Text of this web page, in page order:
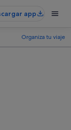
app
Organiza tu viaje